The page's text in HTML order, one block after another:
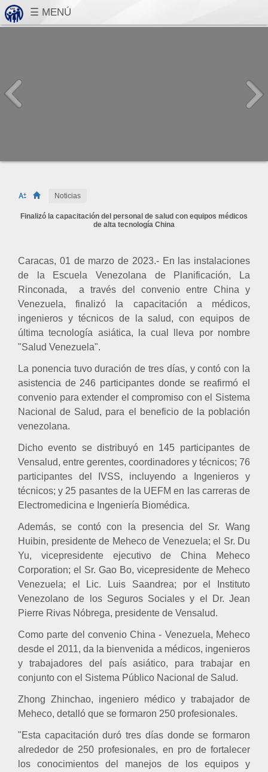
Noticias
Finalizó la capacitación del personal de salud con equipos médicos
de alta tecnología China
Caracas, 01 de marzo de 2023.- En las instalaciones
de la Escuela Venezolana de Planificación, La
Rinconada,
a través del convenio entre China y
Venezuela, finalizó la capacitación a médicos,
ingenieros y técnicos de la salud, con equipos de
última tecnología asiática, la cual lleva por nombre
"Salud Venezuela".
La ponencia tuvo duración de tres días, y contó con la
asistencia de 246 participantes donde se reafirmó el
convenio para extender el compromiso con el Sistema
Nacional de Salud, para el beneficio de la población
venezolana.
Dicho evento se distribuyó en 145 participantes de
Vensalud, entre gerentes, coordinadores y técnicos; 76
participantes del IVSS, incluyendo a Ingenieros y
técnicos; y 25 pasantes de la UEFM en las carreras de
Electromedicina e Ingeniería Biomédica.
Además, se contó con la presencia del Sr. Wang
Huibin, presidente de Meheco de Venezuela; el Sr. Du
Yu, vicepresidente ejecutivo de China Meheco
Corporation; el Sr. Gao Bo, vicepresidente de Meheco
Venezuela; el Lic. Luis Saandrea; por el Instituto
Venezolano de los Seguros Sociales y el Dr. Jean
Pierre Rivas Nóbrega, presidente de Vensalud.
Como parte del convenio China - Venezuela, Meheco
desde el 2011, da la bienvenida a médicos, ingenieros
y trabajadores del país asiático, para trabajar en
conjunto con el Sistema Público Nacional de Salud.
Zhong Zhinchao, ingeniero médico y trabajador de
Meheco, detalló que se formaron 250 profesionales.
"Esta capacitación duró tres días donde se formaron
alrededor de 250 profesionales, en pro de fortalecer
los conocimientos del manejos de los equipos y